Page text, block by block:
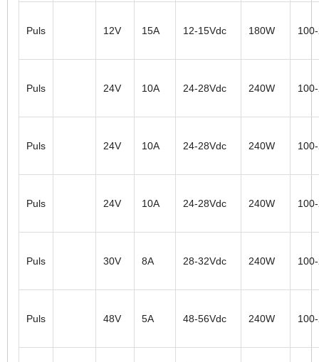
Puls 12V 15A 12-15Vdc 180W
Puls 24V 10A 24-28Vdc 240W
Puls 24V 10A 24-28Vdc 240W
Puls 24V 10A 24-28Vdc 240W
Puls 30V 8A 28-32Vdc 240W
Puls 48V 5A 48-56Vdc 240W